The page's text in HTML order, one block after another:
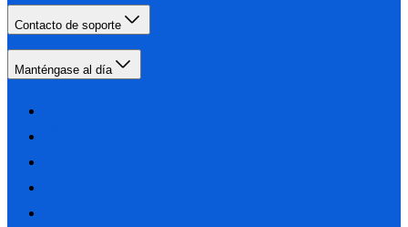
Contacto de soporte
Manténgase al día